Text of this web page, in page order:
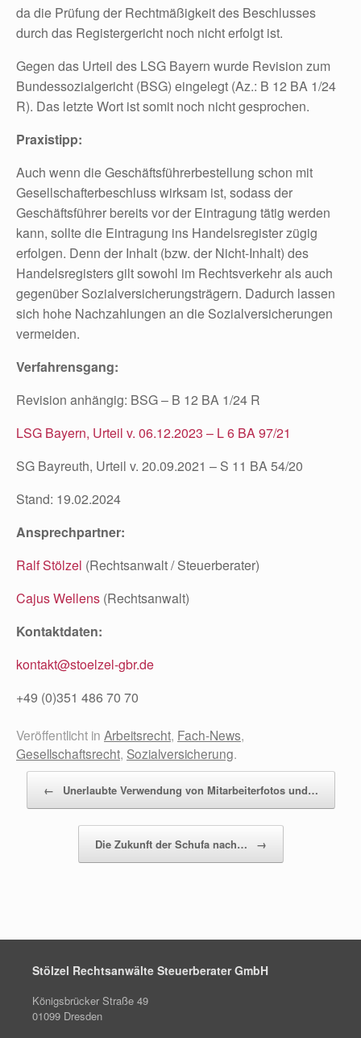
da die Prüfung der Rechtmäßigkeit des Beschlusses
durch das Registergericht noch nicht erfolgt ist.
Gegen das Urteil des LSG Bayern wurde Revision zum
Bundessozialgericht (BSG) eingelegt (Az.: B 12 BA 1/24
R). Das letzte Wort ist somit noch nicht gesprochen.
Praxistipp:
Auch wenn die Geschäftsführerbestellung schon mit
Gesellschafterbeschluss wirksam ist, sodass der
Geschäftsführer bereits vor der Eintragung tätig werden
kann, sollte die Eintragung ins Handelsregister zügig
erfolgen. Denn der Inhalt (bzw. der Nicht-Inhalt) des
Handelsregisters gilt sowohl im Rechtsverkehr als auch
gegenüber Sozialversicherungsträgern. Dadurch lassen
sich hohe Nachzahlungen an die Sozialversicherungen
vermeiden.
Verfahrensgang:
Revision anhängig: BSG – B 12 BA 1/24 R
LSG Bayern, Urteil v. 06.12.2023 – L 6 BA 97/21
SG Bayreuth, Urteil v. 20.09.2021 – S 11 BA 54/20
Stand: 19.02.2024
Ansprechpartner:
Ralf Stölzel (Rechtsanwalt / Steuerberater)
Cajus Wellens (Rechtsanwalt)
Kontaktdaten:
kontakt@stoelzel-gbr.de
+49 (0)351 486 70 70
Veröffentlicht in Arbeitsrecht, Fach-News,
Gesellschaftsrecht, Sozialversicherung.
Beitragsnavigation
←
Unerlaubte Verwendung von Mitarbeiterfotos und…
Die Zukunft der Schufa nach… →
Stölzel Rechtsanwälte Steuerberater GmbH
Königsbrücker Straße 49
01099 Dresden